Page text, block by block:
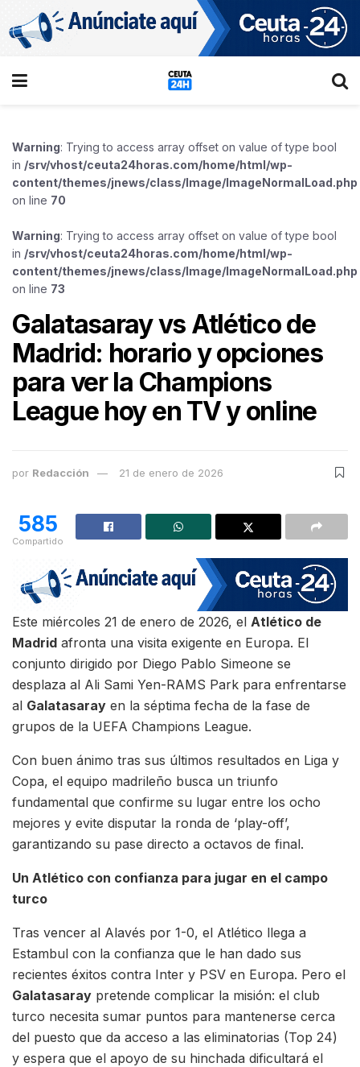
Warning: Trying to access array offset on value of type bool
in /srv/vhost/ceuta24horas.com/home/html/wp-
content/themes/jnews/class/Image/ImageNormalLoad.php
on line 70
Warning: Trying to access array offset on value of type bool
in /srv/vhost/ceuta24horas.com/home/html/wp-
content/themes/jnews/class/Image/ImageNormalLoad.php
on line 73
Galatasaray vs Atlético de
Madrid: horario y opciones
para ver la Champions
League hoy en TV y online
por Redacción 21 de enero de 2026
585
Compartido
Este miércoles 21 de enero de 2026, el Atlético de
Madrid afronta una visita exigente en Europa. El
conjunto dirigido por Diego Pablo Simeone se
desplaza al Ali Sami Yen-RAMS Park para enfrentarse
al Galatasaray en la séptima fecha de la fase de
grupos de la UEFA Champions League.
Con buen ánimo tras sus últimos resultados en Liga y
Copa, el equipo madrileño busca un triunfo
fundamental que confirme su lugar entre los ocho
mejores y evite disputar la ronda de ‘play-off’,
garantizando su pase directo a octavos de final.
Un Atlético con confianza para jugar en el campo
turco
Tras vencer al Alavés por 1-0, el Atlético llega a
Estambul con la confianza que le han dado sus
recientes éxitos contra Inter y PSV en Europa. Pero el
Galatasaray pretende complicar la misión: el club
turco necesita sumar puntos para mantenerse cerca
del puesto que da acceso a las eliminatorias (Top 24)
y espera que el apoyo de su hinchada dificultará el